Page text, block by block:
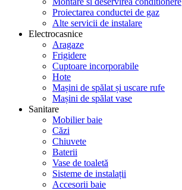
Proiectarea conductei de gaz
Alte servicii de instalare
Electrocasnice
Aragaze
Frigidere
Cuptoare incorporabile
Hote
Mașini de spălat și uscare rufe
Mașini de spălat vase
Sanitare
Mobilier baie
Căzi
Chiuvete
Baterii
Vase de toaletă
Sisteme de instalații
Accesorii baie